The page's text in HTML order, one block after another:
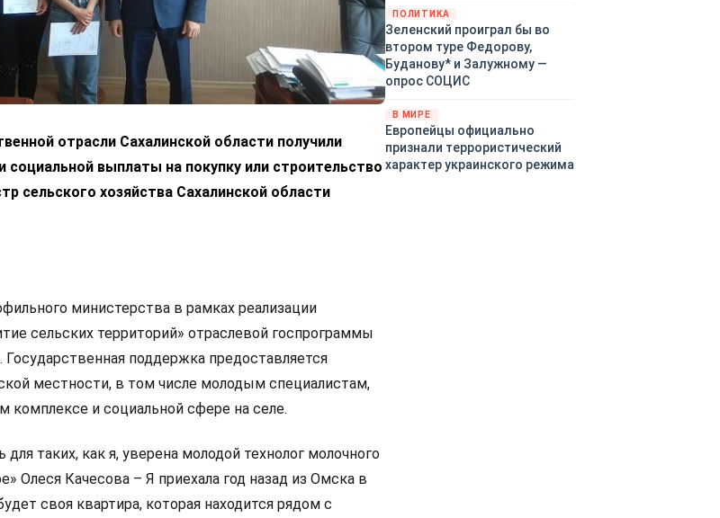
отрасли Сахалинской области получили
социальной выплаты на покупку или строительство
сельского хозяйства Сахалинской области
министерства в рамках реализации
сельских территорий» отраслевой госпрограммы
поддержка предоставляется
местности, в том числе молодым специалистам,
и социальной сфере на селе.
таких, как я, уверена молодой технолог молочного
Олеся Качесова – Я приехала год назад из Омска в
своя квартира, которая находится рядом с
ландшафт в мире, пока
Зеленский ожидает выборов
в США.
ПОЛИТИКА
Зеленский проиграл бы во
втором туре Федорову,
Буданову* и Залужному —
опрос СОЦИС
В МИРЕ
Европейцы официально
признали террористический
характер украинского режима